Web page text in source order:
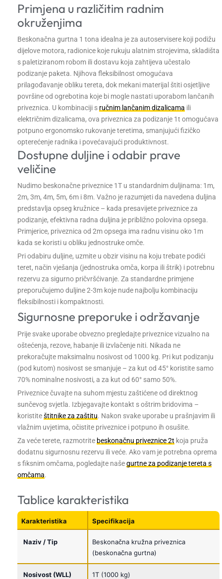
Primjena u različitim radnim
okruženjima
Beskonačna gurtna 1 tona idealna je za autoservisere koji podižu
dijelove motora, radionice koje rukuju alatnim strojevima, skladišta
s paletiziranom robom ili dostavu koja zahtijeva učestalo
podizanje paketa. Njihova fleksibilnost omogućava
prilagođavanje obliku tereta, dok mekani materijal štiti osjetljive
površine od ogrebotina koje bi mogle nastati uporabom lančanih
priveznica. U kombinaciji s ručnim lančanim dizalicama ili
električnim dizalicama, ova priveznica za podizanje 1t omogućava
potpuno ergonomsko rukovanje teretima, smanjujući fizičko
opterećenje radnika i povećavajući produktivnost.
Dostupne duljine i odabir prave
veličine
Nudimo beskonačne priveznice 1T u standardnim duljinama: 1m,
2m, 3m, 4m, 5m, 6m i 8m. Važno je razumjeti da navedena duljina
predstavlja opseg kružnice – kada presavijete priveznice za
podizanje, efektivna radna duljina je približno polovina opsega.
Primjerice, priveznica od 2m opsega ima radnu visinu oko 1m
kada se koristi u obliku jednostruke omče.
Pri odabiru duljine, uzmite u obzir visinu na koju trebate podići
teret, način vješanja (jednostruka omča, korpa ili štrik) i potrebnu
rezervu za sigurno pričvršćivanje. Za standardne primjene
preporučujemo duljine 2-3m koje nude najbolju kombinaciju
fleksibilnosti i kompaktnosti.
Sigurnosne preporuke i održavanje
Prije svake uporabe obvezno pregledajte priveznice vizualno na
oštećenja, rezove, habanje ili izvlačenje niti. Nikada ne
prekoračujte maksimalnu nosivost od 1000 kg. Pri kut podizanju
(pod kutom) nosivost se smanjuje – za kut od 45° koristite samo
70% nominalne nosivosti, a za kut od 60° samo 50%.
Priveznice čuvajte na suhom mjestu zaštićene od direktnog
sunčevog svjetla. Izbjegavajte kontakt s oštrim bridovima –
koristiteštitnike za zaštitu. Nakon svake uporabe u prašnjavim ili
vlažnim uvjetima, očistite priveznice i potpuno ih osušite.
Za veće terete, razmotrite beskonačnu priveznice 2t koja pruža
dodatnu sigurnosnu rezervu ili veće. Ako vam je potrebna oprema
s fiksnim omčama, pogledajte našegurtne za podizanje tereta s
omčama.
Tablice karakteristika
Karakteristika Specifikacija
Naziv / Tip
Beskonačna kružna priveznica
(beskonačna gurtna)
Nosivost (WLL) 1T (1000 kg)